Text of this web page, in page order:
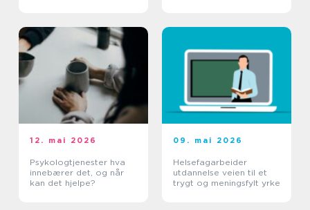
12. mai 2026
Psykologtjenester hva
innebærer det, og når
kan det hjelpe?
09. mai 2026
Helsefagarbeider
utdannelse veien til et
trygt og meningsfylt yrke